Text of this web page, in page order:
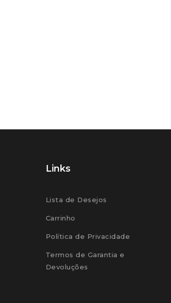
Links
Lista de Desejos
Carrinho
Política de Privacidade
Termos de Garantia e
Devoluções